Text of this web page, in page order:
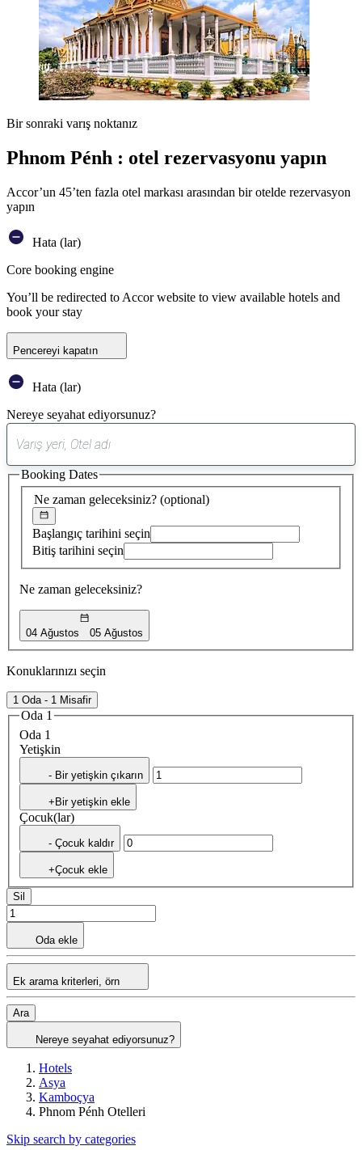
Bir sonraki varış noktanız
Phnom Pénh : otel rezervasyonu yapın
Accor’un 45’ten fazla otel markası arasından bir otelde rezervasyon
yapın
Hata (lar)
Core booking engine
You’ll be redirected to Accor website to view available hotels and
book your stay
Pencereyi kapatın
Hata (lar)
Nereye seyahat ediyorsunuz?
öneri
bulundu
Ne zaman geleceksiniz? (optional)
Başlangıç tarihini seçin
Bitiş tarihini seçin
Ne zaman geleceksiniz?
04 Ağustos 05 Ağustos
Booking Dates
Konuklarınızı seçin
1 Oda - 1 Misafir
Oda 1
Oda 1
Yetişkin
- Bir yetişkin çıkarın
+Bir yetişkin ekle
Çocuk(lar)
- Çocuk kaldır
+Çocuk ekle
Sil
Oda ekle
Ek arama kriterleri, örn
Ara
Nereye seyahat ediyorsunuz?
Hotels
Asya
Kamboçya
Phnom Pénh Otelleri
Skip search by categories